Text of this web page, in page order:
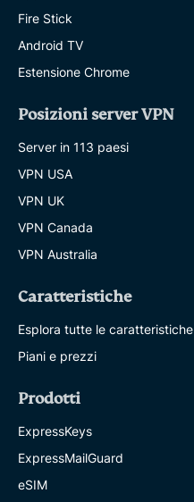
Fire Stick
Android TV
Estensione Chrome
Posizioni server VPN
Server in 113 paesi
VPN USA
VPN UK
VPN Canada
VPN Australia
Caratteristiche
Esplora tutte le caratteristiche
Piani e prezzi
Prodotti
ExpressKeys
ExpressMailGuard
eSIM